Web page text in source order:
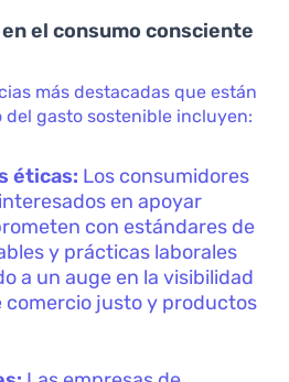
el consumo consciente
más destacadas que están
gasto sostenible incluyen:
éticas: Los consumidores
en apoyar
con estándares de
y prácticas laborales
a un auge en la visibilidad
comercio justo y productos